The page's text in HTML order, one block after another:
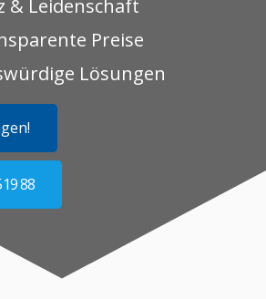
& Leidenschaft
Preise
Lösungen
88